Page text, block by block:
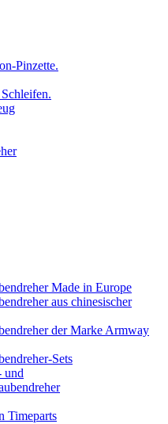
Pinzette.
Made in Europe
aus chinesischer
der Marke Armway
Sets
und
Timeparts